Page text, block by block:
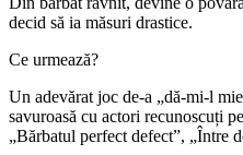
decid să ia măsuri drastice.
Ce urmează?
Un adevărat joc de-a „dă-mi-l
savuroasă cu actori recunoscuți
„Bărbatul perfect defect”, „Între